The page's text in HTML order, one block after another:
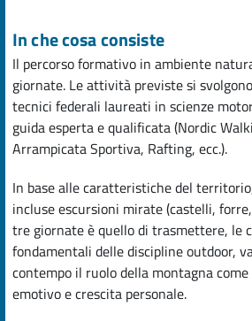
In che cosa consiste
Il percorso formativo in ambiente
giornate. Le attività previste si
tecnici federali laureati in scienze
guida esperta e qualificata (Nordic
Arrampicata Sportiva, Rafting, ecc.).
In base alle caratteristiche del
incluse escursioni mirate (castelli,
tre giornate è quello di trasmettere, le
fondamentali delle discipline outdoor,
contempo il ruolo della montagna
emotivo e crescita personale.